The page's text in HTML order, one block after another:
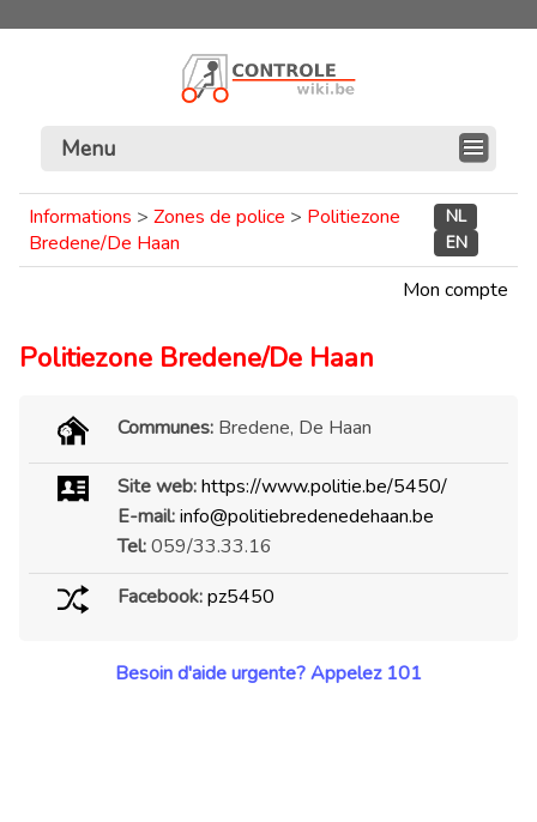
Menu
Informations > Zones de police > Politiezone
Bredene/De Haan
NL
EN
Mon compte
Politiezone Bredene/De Haan
Communes: Bredene, De Haan
Site web:https://www.politie.be/5450/
E-mail: info@politiebredenedehaan.be
Tel:059/33.33.16
Facebook: pz5450
Besoin d'aide urgente? Appelez 101